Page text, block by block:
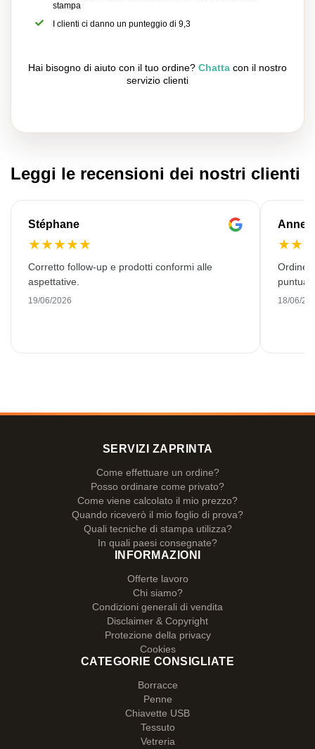
stampa
I clienti ci danno un punteggio di 9,3
Hai bisogno di aiuto con il tuo ordine? Chatta con il nostro
servizio clienti
Leggi le recensioni dei nostri clienti
Stéphane
★★★★★
Corretto follow-up e prodotti conformi alle
aspettative.
19/06/2026
Anne-
★★
Ordine
18/06/
SERVIZI ZAPRINTA
Come effettuare un ordine?
Posso ordinare come privato?
Come viene calcolato il mio prezzo?
Quando riceverò il mio foglio di prova?
Quali tecniche di stampa utilizza?
In quali paesi consegnate?
INFORMAZIONI
Offerte lavoro
Chi siamo?
Condizioni generali di vendita
Disclaimer & Copyright
Protezione della privacy
Cookies
CATEGORIE CONSIGLIATE
Borracce
Penne
Chiavette USB
Tessuto
Vetreria